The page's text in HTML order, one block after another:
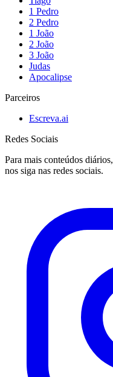
1 Pedro
2 Pedro
1 João
2 João
3 João
Judas
Apocalipse
Parceiros
Escreva.ai
Redes Sociais
Para mais conteúdos diários,
nos siga nas redes sociais.